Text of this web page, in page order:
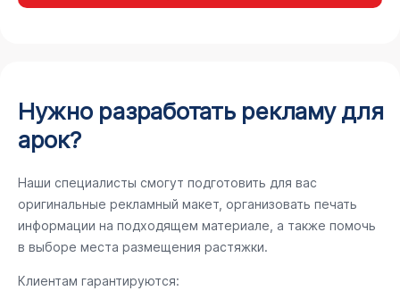
Нужно разработать рекламу для
арок?
Наши специалисты смогут подготовить для вас
оригинальные рекламный макет, организовать печать
информации на подходящем материале, а также помочь
в выборе места размещения растяжки.
Клиентам гарантируются: